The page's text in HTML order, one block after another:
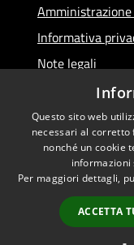
Informativa
Note legali
Dichiarazione di
RSS
Accessibilità
Questo sito web
necessari al corretto
nonché un cookie
informazioni
Per maggiori dettagli,
ACCETTA